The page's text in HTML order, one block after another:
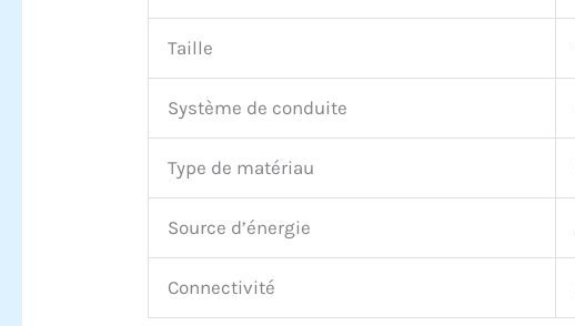
Taille
Système de conduite
Type de matériau
Source d’énergie
Connectivité